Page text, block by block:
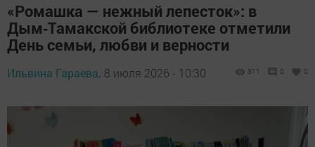
«Ромашка — нежный лепесток»: в
Дым‑Тамакской библиотеке отметили
День семьи, любви и верности
Ильвина Гараева, 8 июля 2026 - 10:30 311 0 0